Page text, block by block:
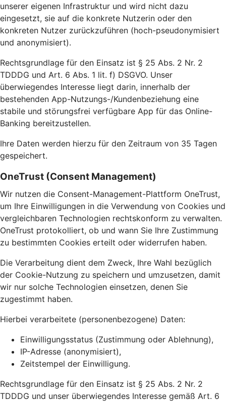
unserer eigenen Infrastruktur und wird nicht dazu
eingesetzt, sie auf die konkrete Nutzerin oder den
konkreten Nutzer zurückzuführen (hoch-pseudonymisiert
und anonymisiert).
Rechtsgrundlage für den Einsatz ist § 25 Abs. 2 Nr. 2
TDDDG und Art. 6 Abs. 1 lit. f) DSGVO. Unser
überwiegendes Interesse liegt darin, innerhalb der
bestehenden App-Nutzungs-/Kundenbeziehung eine
stabile und störungsfrei verfügbare App für das Online-
Banking bereitzustellen.
Ihre Daten werden hierzu für den Zeitraum von 35 Tagen
gespeichert.
OneTrust (Consent Management)
Wir nutzen die Consent-Management-Plattform OneTrust,
um Ihre Einwilligungen in die Verwendung von Cookies und
vergleichbaren Technologien rechtskonform zu verwalten.
OneTrust protokolliert, ob und wann Sie Ihre Zustimmung
zu bestimmten Cookies erteilt oder widerrufen haben.
Die Verarbeitung dient dem Zweck, Ihre Wahl bezüglich
der Cookie-Nutzung zu speichern und umzusetzen, damit
wir nur solche Technologien einsetzen, denen Sie
zugestimmt haben.
Hierbei verarbeitete (personenbezogene) Daten:
Einwilligungsstatus (Zustimmung oder Ablehnung),
IP-Adresse (anonymisiert),
Zeitstempel der Einwilligung.
Rechtsgrundlage für den Einsatz ist § 25 Abs. 2 Nr. 2
TDDDG und unser überwiegendes Interesse gemäß Art. 6